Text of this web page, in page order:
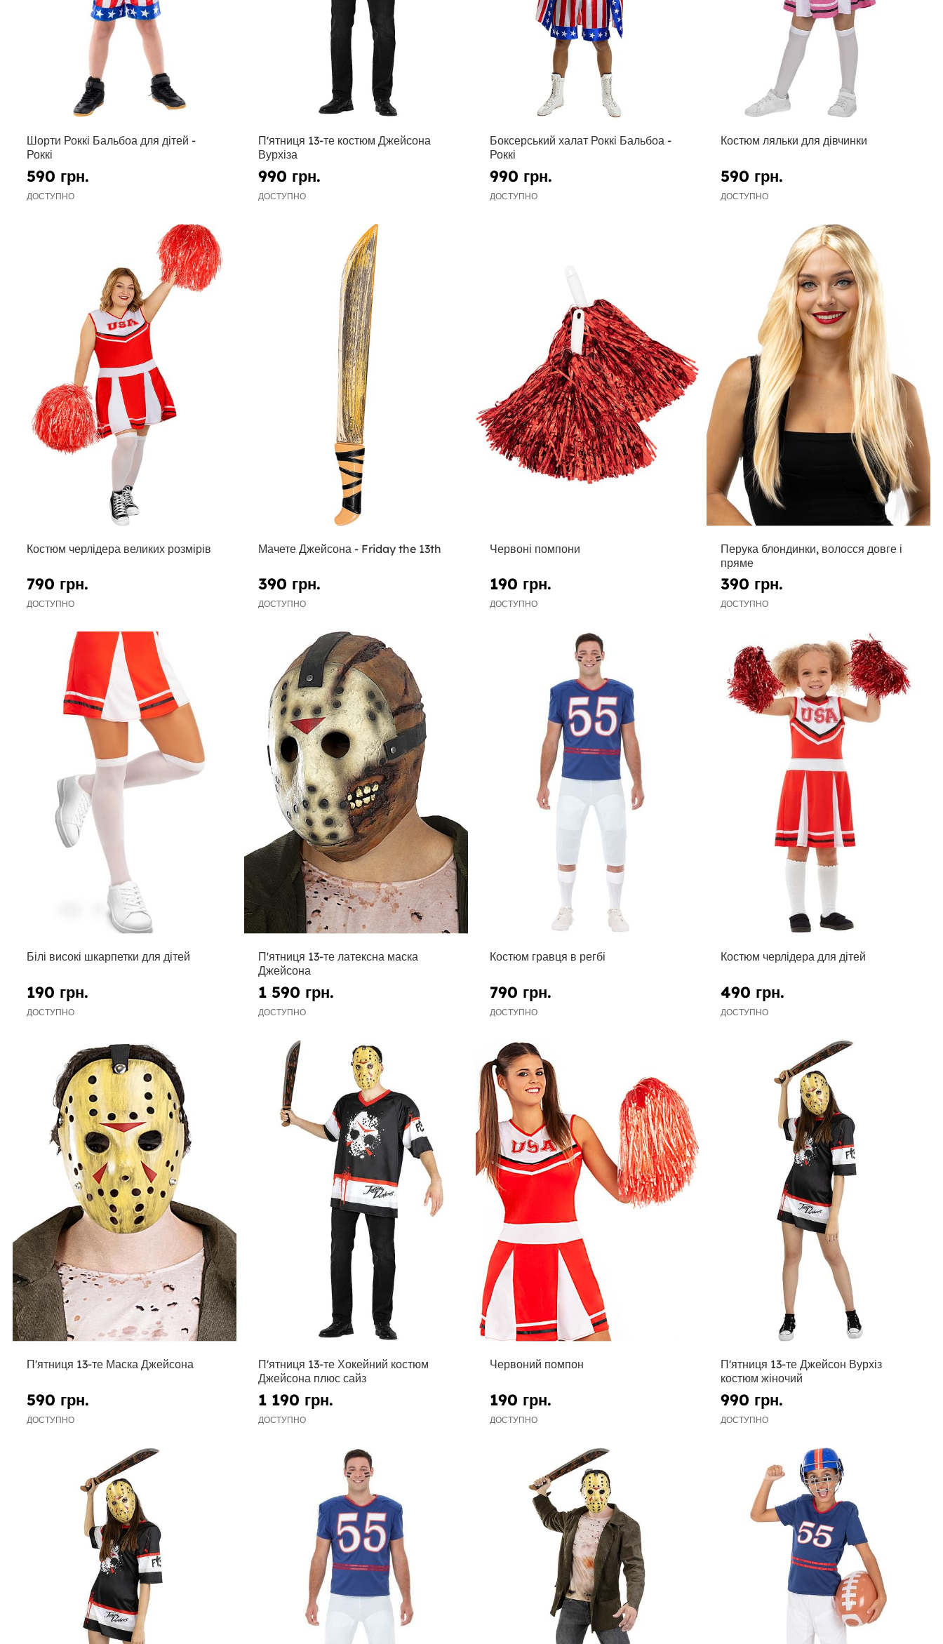
Шорти Роккі Бальбоа для дітей -
Роккі
590 грн.
ДОСТУПНО
П'ятниця 13-те костюм Джейсона
Вурхіза
990 грн.
ДОСТУПНО
Боксерський халат Роккі Бальбоа -
Роккі
990 грн.
ДОСТУПНО
Костюм ляльки для дівчинки
590 грн.
ДОСТУПНО
Костюм черлідера великих розмірів
790 грн.
ДОСТУПНО
Мачете Джейсона - Friday the 13th
390 грн.
ДОСТУПНО
Червоні помпони
190 грн.
ДОСТУПНО
Перука блондинки, волосся довге і
пряме
390 грн.
ДОСТУПНО
Білі високі шкарпетки для дітей
190 грн.
ДОСТУПНО
П'ятниця 13-те латексна маска
Джейсона
1 590 грн.
ДОСТУПНО
Костюм гравця в регбі
790 грн.
ДОСТУПНО
Костюм черлідера для дітей
490 грн.
ДОСТУПНО
П'ятниця 13-те Маска Джейсона
590 грн.
ДОСТУПНО
П'ятниця 13-те Хокейний костюм
Джейсона плюс сайз
1 190 грн.
ДОСТУПНО
Червоний помпон
190 грн.
ДОСТУПНО
П'ятниця 13-те Джейсон Вурхіз
костюм жіночий
990 грн.
ДОСТУПНО